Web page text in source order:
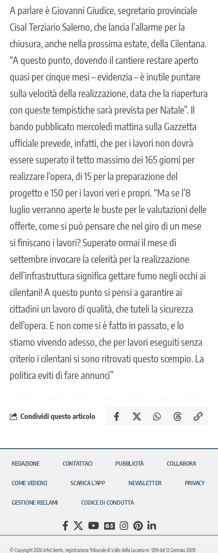
A parlare è Giovanni Giudice, segretario provinciale
Cisal Terziario Salerno, che lancia l’allarme per la
chiusura, anche nella prossima estate, della Cilentana.
“A questo punto, dovendo il cantiere restare aperto
quasi per cinque mesi – evidenzia – è inutile puntare
sulla velocità della realizzazione, data che la riapertura
con queste tempistiche sarà prevista per Natale”. Il
bando pubblicato mercoledì mattina sulla Gazzetta
ufficiale prevede, infatti, che per i lavori non dovrà
essere superato il tetto massimo dei 165 giorni per
realizzare l’opera, di 15 per la preparazione del
progetto e 150 per i lavori veri e propri. “Ma se l’8
luglio verranno aperte le buste per le valutazioni delle
offerte, come si può pensare che nel giro di un mese
si finiscano i lavori? Superato ormai il mese di
settembre invocare la celerità per la realizzazione
dell’infrastruttura significa gettare fumo negli occhi ai
cilentani! A questo punto si pensi a garantire ai
cittadini un lavoro di qualità, che tuteli la sicurezza
dell’opera. E non come si è fatto in passato, e lo
stiamo vivendo adesso, che per lavori eseguiti senza
criterio i cilentani si sono ritrovati questo scempio. La
politica eviti di fare annunci”
Condividi questo articolo
REDAZIONE CONTATTACI PUBBLICITÀ COLLABORA
COME VEDERCI SCARICA L’APP NEWSLETTER PRIVACY
GESTIONE RECLAMI CODICE DI CONDOTTA
© Copyright 2026 InfoCilento, registrazione Tribunale di Vallo della Lucania nr. 1/09 del 12 Gennaio 2009.